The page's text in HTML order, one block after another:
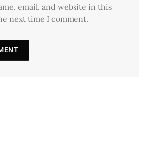
email, and website in this
next time I comment.